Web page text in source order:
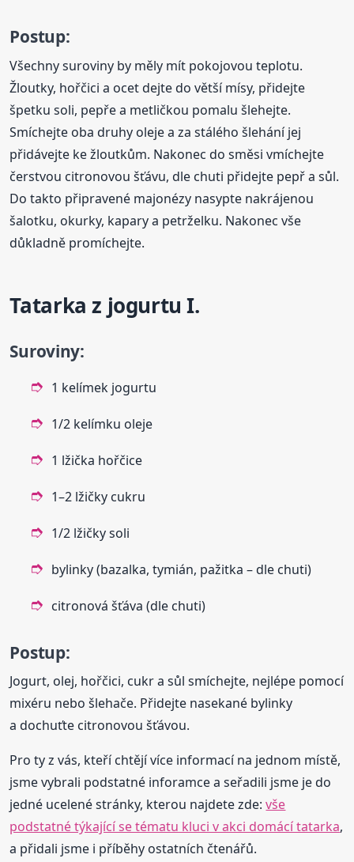
Postup:
Všechny suroviny by měly mít pokojovou teplotu.
Žloutky, hořčici a ocet dejte do větší mísy, přidejte
špetku soli, pepře a metličkou pomalu šlehejte.
Smíchejte oba druhy oleje a za stálého šlehání jej
přidávejte ke žloutkům. Nakonec do směsi vmíchejte
čerstvou citronovou šťávu, dle chuti přidejte pepř a sůl.
Do takto připravené majonézy nasypte nakrájenou
šalotku, okurky, kapary a petrželku. Nakonec vše
důkladně promíchejte.
Tatarka z jogurtu I.
Suroviny:
1 kelímek jogurtu
1/2 kelímku oleje
1 lžička hořčice
1–2 lžičky cukru
1/2 lžičky soli
bylinky (bazalka, tymián, pažitka – dle chuti)
citronová šťáva (dle chuti)
Postup:
Jogurt, olej, hořčici, cukr a sůl smíchejte, nejlépe pomocí
mixéru nebo šlehače. Přidejte nasekané bylinky
a dochuťte citronovou šťávou.
Pro ty z vás, kteří chtějí více informací na jednom místě,
jsme vybrali podstatné inforamce a seřadili jsme je do
jedné ucelené stránky, kterou najdete zde:vše
podstatné týkající se tématu kluci v akci domácí tatarka,
a přidali jsme i příběhy ostatních čtenářů.